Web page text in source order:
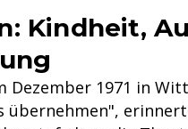
Kindheit,
Dezember 1971 in
übernehmen",